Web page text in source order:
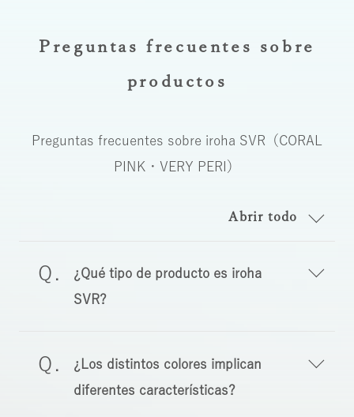
Preguntas frecuentes sobre
productos
Preguntas frecuentes sobre iroha SVR（CORAL
PINK・VERY PERI）
Abrir todo
¿Qué tipo de producto es iroha
SVR?
¿Los distintos colores implican
diferentes características?